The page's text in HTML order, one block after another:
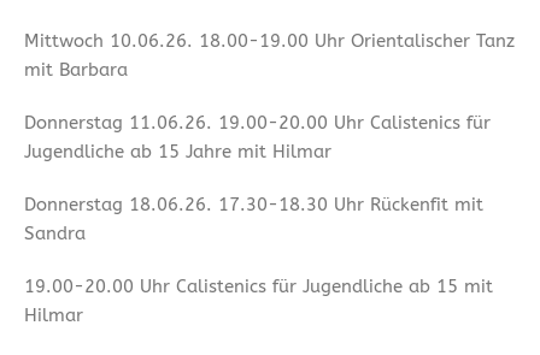
Mittwoch 10.06.26. 18.00-19.00 Uhr Orientalischer Tanz
mit Barbara
Donnerstag 11.06.26. 19.00-20.00 Uhr Calistenics für
Jugendliche ab 15 Jahre mit Hilmar
Donnerstag 18.06.26. 17.30-18.30 Uhr Rückenfit mit
Sandra
19.00-20.00 Uhr Calistenics für Jugendliche ab 15 mit
Hilmar